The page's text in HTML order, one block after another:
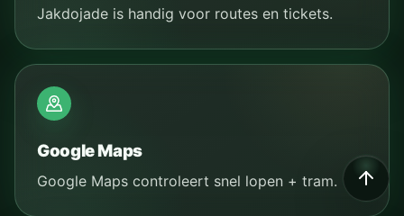
Jakdojade is handig voor routes en tickets.
Google Maps
Google Maps controleert snel lopen + tram.
SCROLL